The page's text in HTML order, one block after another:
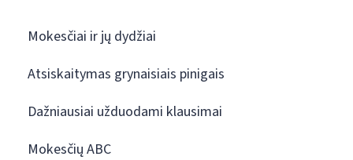
Mokesčiai ir jų dydžiai
Atsiskaitymas grynaisiais pinigais
Dažniausiai užduodami klausimai
Mokesčių ABC